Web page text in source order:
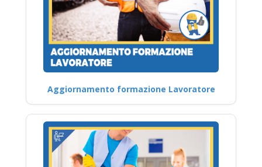
Aggiornamento formazione Lavoratore